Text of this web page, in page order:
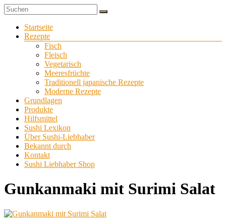
Zum
Inhalt
springen
Sushi-
Liebhaber
Sushi
selber
Menü
Startseite
Rezepte
Fisch
Fleisch
Vegetarisch
Meeresfrüchte
Traditionell japanische Rezepte
Moderne Rezepte
Grundlagen
Produkte
Hilfsmittel
Sushi Lexikon
Über Sushi-Liebhaber
Bekannt durch
Kontakt
Sushi Liebhaber Shop
Gunkanmaki mit Surimi Salat